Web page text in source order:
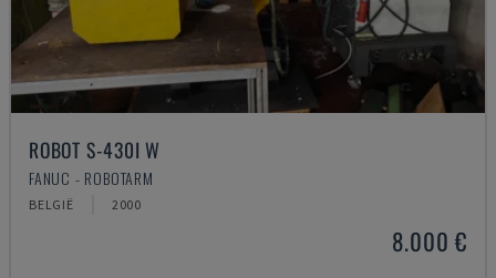
ROBOT S-430I W
FANUC - ROBOTARM
BELGIË 2000
8.000 €